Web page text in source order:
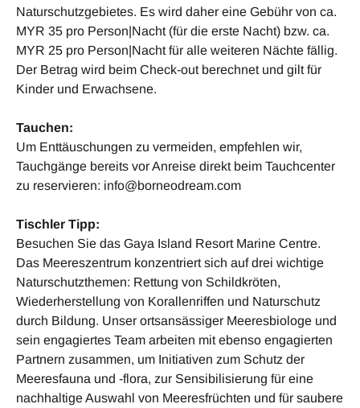
Naturschutzgebietes. Es wird daher eine Gebühr von ca.
MYR 35 pro Person|Nacht (für die erste Nacht) bzw. ca.
MYR 25 pro Person|Nacht für alle weiteren Nächte fällig.
Der Betrag wird beim Check-out berechnet und gilt für
Kinder und Erwachsene.
Tauchen:
Um Enttäuschungen zu vermeiden, empfehlen wir,
Tauchgänge bereits vor Anreise direkt beim Tauchcenter
zu reservieren: info@borneodream.com
Tischler Tipp:
Besuchen Sie das Gaya Island Resort Marine Centre.
Das Meereszentrum konzentriert sich auf drei wichtige
Naturschutzthemen: Rettung von Schildkröten,
Wiederherstellung von Korallenriffen und Naturschutz
durch Bildung. Unser ortsansässiger Meeresbiologe und
sein engagiertes Team arbeiten mit ebenso engagierten
Partnern zusammen, um Initiativen zum Schutz der
Meeresfauna und -flora, zur Sensibilisierung für eine
nachhaltige Auswahl von Meeresfrüchten und für saubere